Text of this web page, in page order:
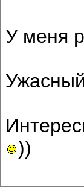
У меня
))